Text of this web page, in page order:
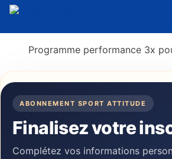
Programme performance 3x
ABONNEMENT SPORT ATTITUDE
Finalisez votre
Complétez vos informations